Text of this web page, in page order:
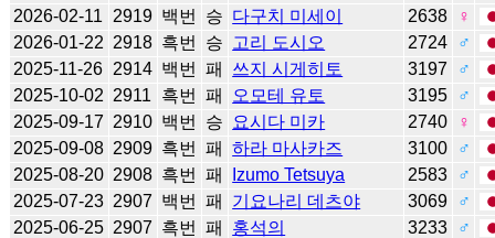
2026-02-11
2919 백번 승 다구치 미세이 2638
♀
2026-01-22 2918 흑번 승 고리 도시오 2724
♂
2025-11-26 2914 백번 패 쓰지 시게히토 3197
♂
2025-10-02 2911 흑번 패 오모테 유토 3195
♂
2025-09-17 2910 백번 승 요시다 미카 2740
♀
2025-09-08 2909 흑번 패 하라 마사카즈 3100
♂
2025-08-20 2908 흑번 패 Izumo Tetsuya 2583
♂
2025-07-23 2907 백번 패 기요나리 데츠야 3069
♂
2025-06-25 2907 흑번 패 홍석의 3233
♂